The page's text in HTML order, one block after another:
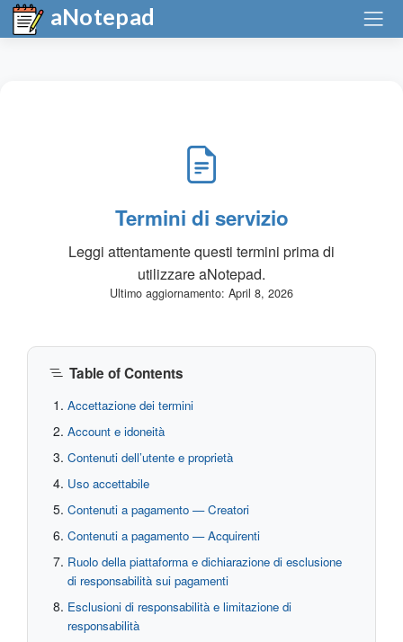
aNotepad
Termini di servizio
Leggi attentamente questi termini prima di
utilizzare aNotepad.
Ultimo aggiornamento: April 8, 2026
Table of Contents
Accettazione dei termini
Account e idoneità
Contenuti dell’utente e proprietà
Uso accettabile
Contenuti a pagamento — Creatori
Contenuti a pagamento — Acquirenti
Ruolo della piattaforma e dichiarazione di esclusione
di responsabilità sui pagamenti
Esclusioni di responsabilità e limitazione di
responsabilità